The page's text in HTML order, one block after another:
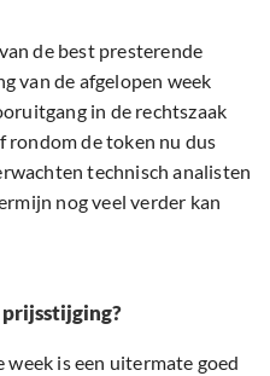
de best presterende
van de afgelopen week
in de rechtszaak
rondom de token nu dus
technisch analisten
nog veel verder kan
prijsstijging?
is een uitermate goed